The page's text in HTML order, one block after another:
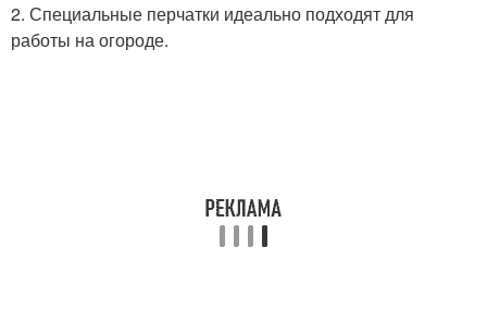
2. Специальные перчатки идеально подходят для
работы на огороде.